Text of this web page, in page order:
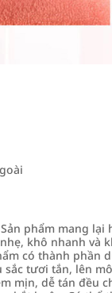
Sản phẩm mang
khô nhanh và
có thành phần
sắc tươi tắn, lên
mịn, dễ tán đều